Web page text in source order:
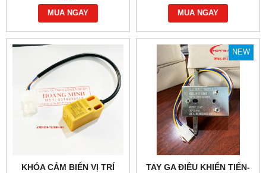
MUA NGAY MUA NGAY
KHÓA CẢM BIẾN VỊ TRÍ
NEW
TAY GA ĐIỀU KHIỂN TIẾN-